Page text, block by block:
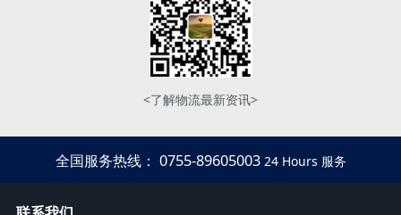
<了解物流最新资讯>
全国服务热线： 0755-89605003 24 Hours 服务